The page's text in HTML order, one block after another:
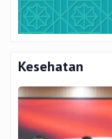
Kesehatan